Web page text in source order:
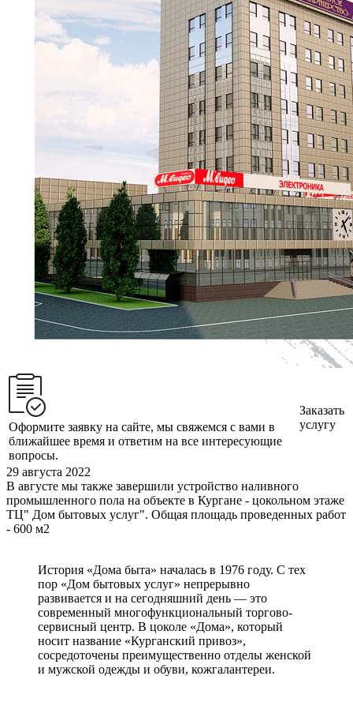
Оформите заявку на сайте, мы свяжемся с вами в
ближайшее время и ответим на все интересующие
вопросы.
Заказать
услугу
29 августа 2022
В августе мы также завершили устройство наливного
промышленного пола на объекте в Кургане - цокольном этаже
ТЦ" Дом бытовых услуг". Общая площадь проведенных работ
- 600 м2
История «Дома быта» началась в 1976 году. С тех
пор «Дом бытовых услуг» непрерывно
развивается и на сегодняшний день — это
современный многофункциональный торгово-
сервисный центр. В цоколе «Дома», который
носит название «Курганский привоз»,
сосредоточены преимущественно отделы женской
и мужской одежды и обуви, кожгалантереи.